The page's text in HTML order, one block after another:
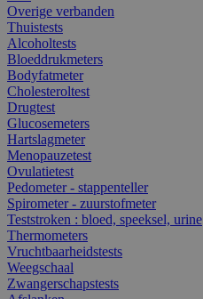
Overige verbanden
Thuistests
Alcoholtests
Bloeddrukmeters
Bodyfatmeter
Cholesteroltest
Drugtest
Glucosemeters
Hartslagmeter
Menopauzetest
Ovulatietest
Pedometer - stappenteller
Spirometer - zuurstofmeter
Teststroken : bloed, speeksel, urine
Thermometers
Vruchtbaarheidstests
Weegschaal
Zwangerschapstests